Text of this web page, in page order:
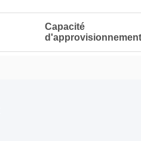
Capacité
d'approvisionnement